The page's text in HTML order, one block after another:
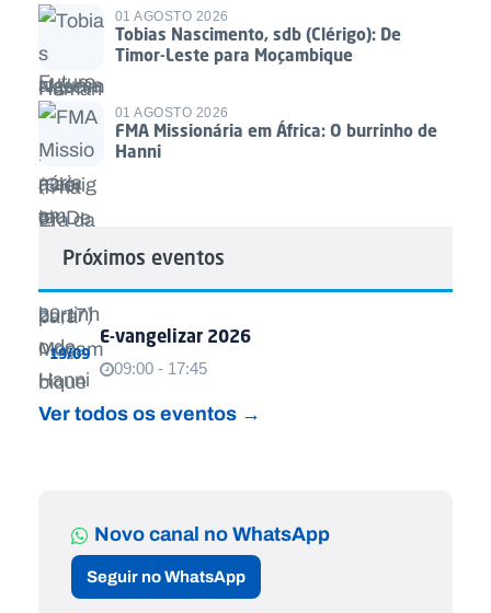
01 AGOSTO 2026
Tobias Nascimento, sdb (Clérigo): De
Timor-Leste para Moçambique
01 AGOSTO 2026
FMA Missionária em África: O burrinho de
Hanni
Próximos eventos
19/09
E-vangelizar 2026
09:00 - 17:45
Ver todos os eventos →
Novo canal no WhatsApp
Seguir no WhatsApp